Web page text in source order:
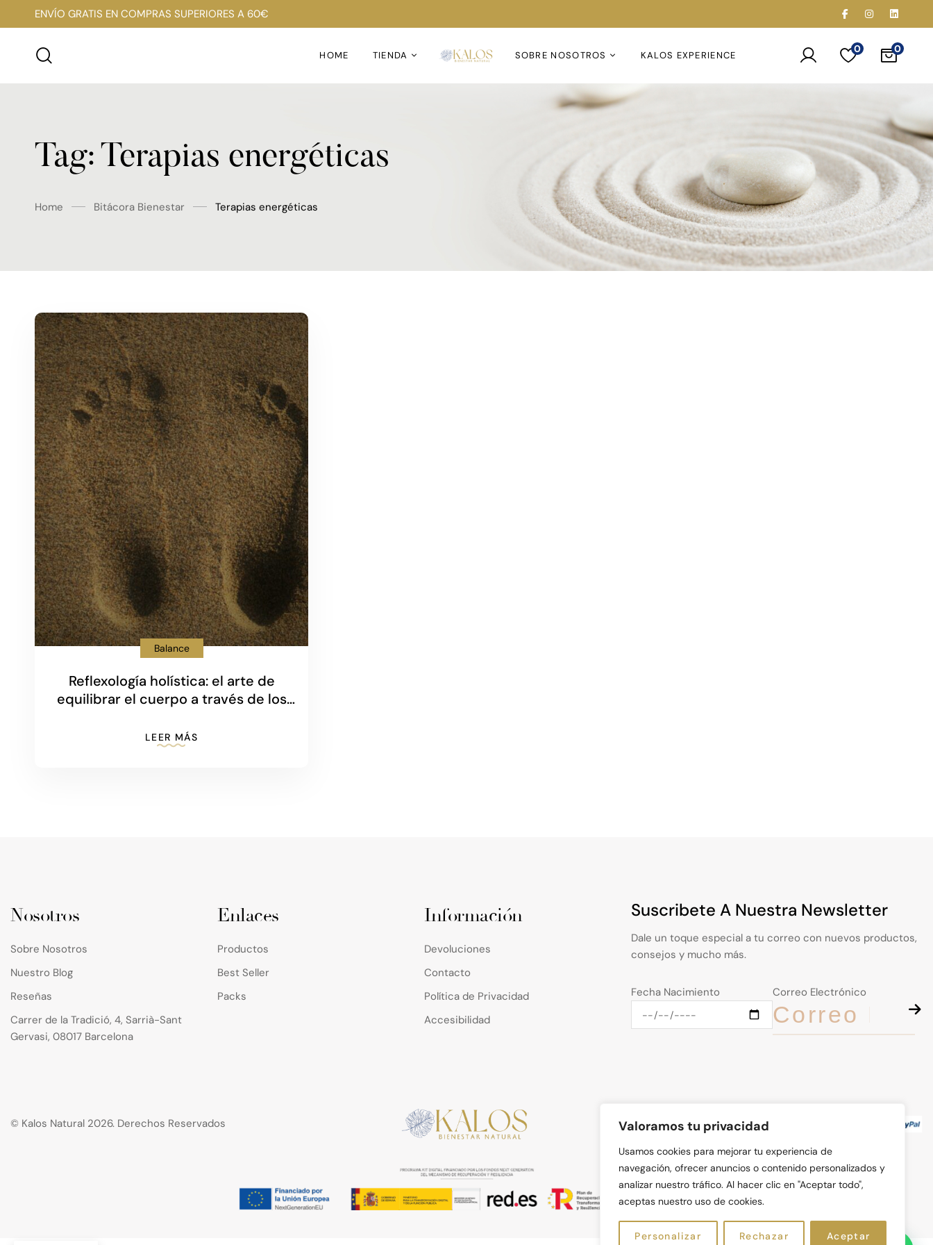
Valoramos tu privacidad
Usamos cookies para mejorar tu experiencia de
navegación, ofrecer anuncios o contenido personalizados y
analizar nuestro tráfico. Al hacer clic en "Aceptar todo",
aceptas nuestro uso de cookies.
Personalizar Rechazar Aceptar
ENVÍO GRATIS EN COMPRAS SUPERIORES A 60€
HOME TIENDA SOBRE NOSOTROS KALOS EXPERIENCE
0
Tag: Terapias energéticas
Home Bitácora Bienestar Terapias energéticas
Balance
Reflexología holística: el arte de
equilibrar el cuerpo a través de los
LEER MÁS
Nosotros
Sobre Nosotros
Nuestro Blog
Reseñas
Carrer de la Tradició, 4, Sarrià-Sant
Gervasi, 08017 Barcelona
Enlaces
Productos
Best Seller
Packs
Información
Devoluciones
Contacto
Política de Privacidad
Accesibilidad
Suscribete A Nuestra Newsletter
Dale un toque especial a tu correo con nuevos productos,
consejos y mucho más.
Fecha Nacimiento Correo Electrónico
© Kalos Natural 2026. Derechos Reservados